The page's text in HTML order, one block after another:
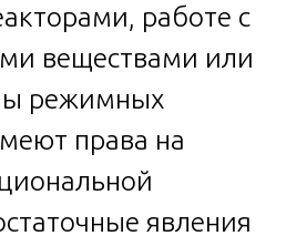
работе с
веществами или
режимных
права на
явления